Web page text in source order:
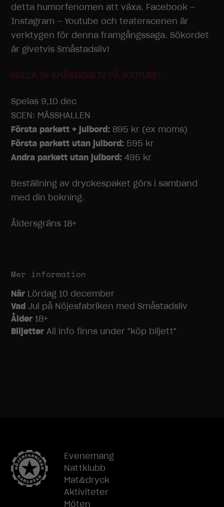
detta humorfenomen att växa. Facebook –
Instagram – Youtube och teaterscenen är
verktygen för denna framgångssaga. Sökordet
är givetvis Småstadsliv!
KOLLA IN SMÅSTADSLIV PÅ YOUTUBE!
Spelas 9,10 dec
SCEN: MÄSSHALLEN
Första parkett + julbord:895 kr (ex moms)
Första parkett utan julbord: 595 kr
Andra parkett utan julbord:495 kr
Beställning av dryckespaket görs i samband
med din bokning.
Åldersgräns 18+
Mer information
När Lördag 10 december
Vad Jul på Nöjesfabriken med Småstadsliv
Ålder 18+
Biljetter All info finns under "köp biljett"
Evenemang
Nattklubb
Mat&dryck
Aktiviteter
Möten